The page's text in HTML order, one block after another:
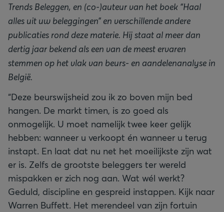
Trends Beleggen, en (co-)auteur van het boek “Haal
alles uit uw beleggingen” en verschillende andere
publicaties rond deze materie. Hij staat al meer dan
dertig jaar bekend als een van de meest ervaren
stemmen op het vlak van beurs- en aandelenanalyse in
België.
“Deze beurswijsheid zou ik zo boven mijn bed
hangen. De markt timen, is zo goed als
onmogelijk. U moet namelijk twee keer gelijk
hebben: wanneer u verkoopt én wanneer u terug
instapt. En laat dat nu net het moeilijkste zijn wat
er is. Zelfs de grootste beleggers ter wereld
mispakken er zich nog aan. Wat wél werkt?
Geduld, discipline en gespreid instappen. Kijk naar
Warren Buffett. Het merendeel van zijn fortuin